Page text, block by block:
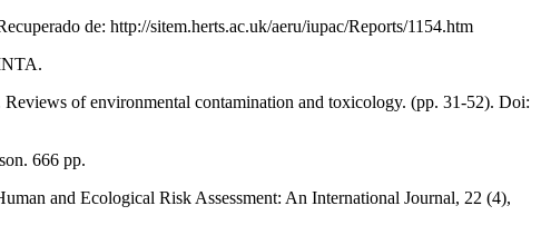
de: http://sitem.herts.ac.uk/aeru/iupac/Reports/1154.htm
of environmental contamination and toxicology. (pp. 31-52). Doi:
666 pp.
and Ecological Risk Assessment: An International Journal, 22 (4),